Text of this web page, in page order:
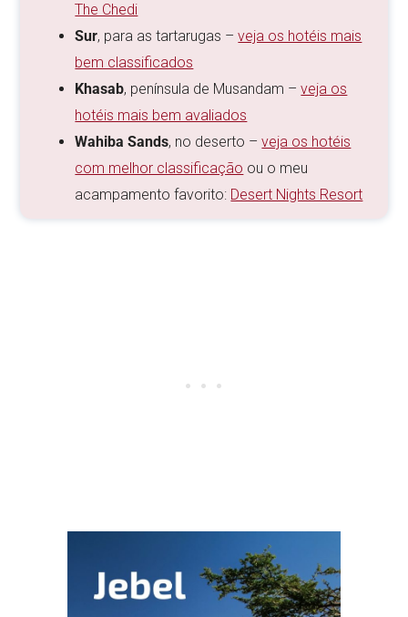
The Chedi
Sur, para as tartarugas –veja os hotéis mais
bem classificados
Khasab, península de Musandam –veja os
hotéis mais bem avaliados
Wahiba Sands, no deserto –veja os hotéis
com melhor classificação ou o meu
acampamento favorito: Desert Nights Resort